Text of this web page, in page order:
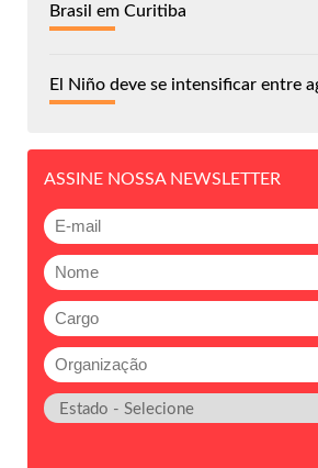
Brasil em Curitiba
El Niño deve se intensificar entre
ASSINE NOSSA NEWSLETTER